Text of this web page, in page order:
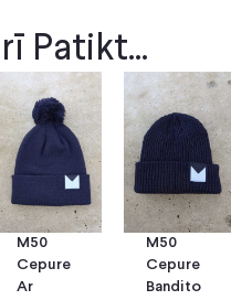
Patikt...
M50
Cepure
Ar
M50
Cepure
Bandito